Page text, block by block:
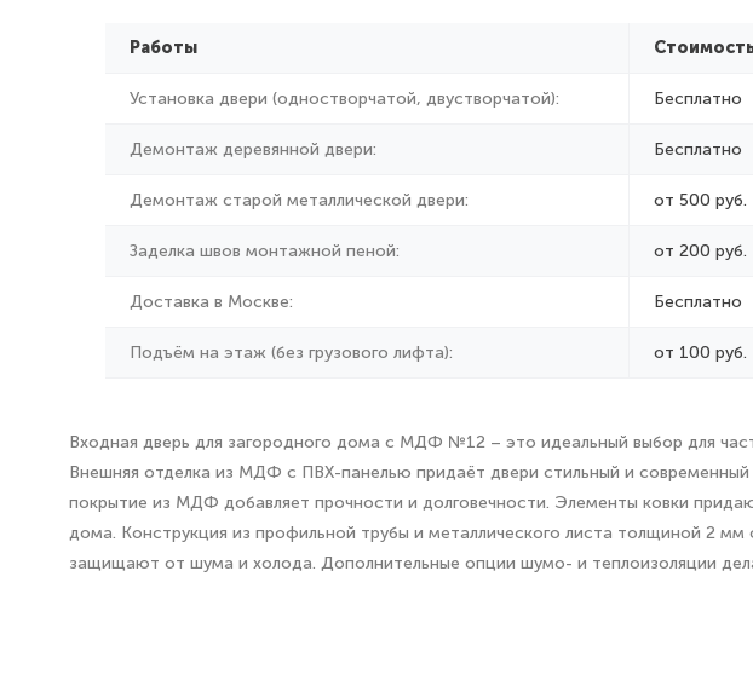
Работы
Установка двери (одностворчатой, двустворчатой): Бесплатно
Демонтаж деревянной двери: Бесплатно
Демонтаж старой металлической двери: от 500 руб.
Заделка швов монтажной пеной: от 200 руб.
Доставка в Москве: Бесплатно
Подъём на этаж (без грузового лифта): от 100 руб.
Входная дверь для загородного дома с МДФ №12 – это идеальный выбор для
Внешняя отделка из МДФ с ПВХ-панелью придаёт двери стильный и
покрытие из МДФ добавляет прочности и долговечности. Элементы ковки
дома. Конструкция из профильной трубы и металлического листа толщиной 2
защищают от шума и холода. Дополнительные опции шумо- и теплоизоляции